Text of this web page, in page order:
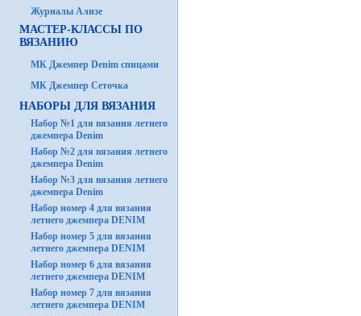
Журналы Ализе
МАСТЕР-КЛАССЫ ПО
ВЯЗАНИЮ
МК Джемпер Denim спицами
МК Джемпер Сеточка
НАБОРЫ ДЛЯ ВЯЗАНИЯ
Набор №1 для вязания летнего
джемпера Denim
Набор №2 для вязания летнего
джемпера Denim
Набор №3 для вязания летнего
джемпера Denim
Набор номер 4 для вязания
летнего джемпера DENIM
Набор номер 5 для вязания
летнего джемпера DENIM
Набор номер 6 для вязания
летнего джемпера DENIM
Набор номер 7 для вязания
летнего джемпера DENIM